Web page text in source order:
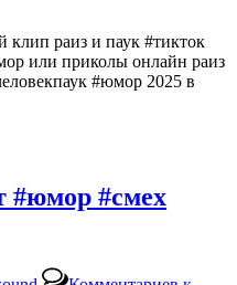
клип раиз и паук #тикток
или приколы онлайн раиз
#юмор 2025 в
#юмор #смех